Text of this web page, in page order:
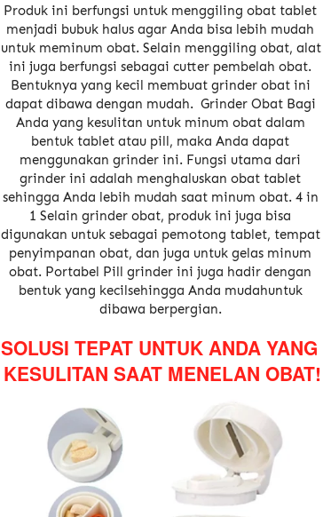
Produk ini berfungsi untuk menggiling obat tablet
menjadi bubuk halus agar Anda bisa lebih mudah
untuk meminum obat. Selain menggiling obat, alat
ini juga berfungsi sebagai cutter pembelah obat.
Bentuknya yang kecil membuat grinder obat ini
dapat dibawa dengan mudah.  Grinder Obat Bagi
Anda yang kesulitan untuk minum obat dalam
bentuk tablet atau pill, maka Anda dapat
menggunakan grinder ini. Fungsi utama dari
grinder ini adalah menghaluskan obat tablet
sehingga Anda lebih mudah saat minum obat. 4 in
1 Selain grinder obat, produk ini juga bisa
digunakan untuk sebagai pemotong tablet, tempat
penyimpanan obat, dan juga untuk gelas minum
obat. Portabel Pill grinder ini juga hadir dengan
bentuk yang kecilsehingga Anda mudahuntuk
dibawa berpergian.
SOLUSI TEPAT UNTUK ANDA YANG
KESULITAN SAAT MENELAN OBAT!